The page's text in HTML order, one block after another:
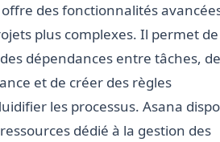
offre des fonctionnalités
plus complexes. Il permet de
dépendances entre tâches,
et de créer des règles
les processus. Asana
dédié à la gestion des